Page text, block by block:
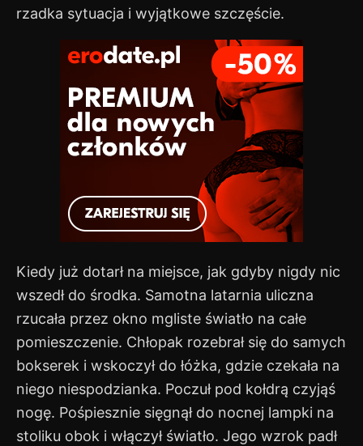
rzadka sytuacja i wyjątkowe szczęście.
Kiedy już dotarł na miejsce, jak gdyby nigdy nic
wszedł do środka. Samotna latarnia uliczna
rzucała przez okno mgliste światło na całe
pomieszczenie. Chłopak rozebrał się do samych
bokserek i wskoczył do łóżka, gdzie czekała na
niego niespodzianka. Poczuł pod kołdrą czyjąś
nogę. Pośpiesznie sięgnął do nocnej lampki na
stoliku obok i włączył światło. Jego wzrok padł